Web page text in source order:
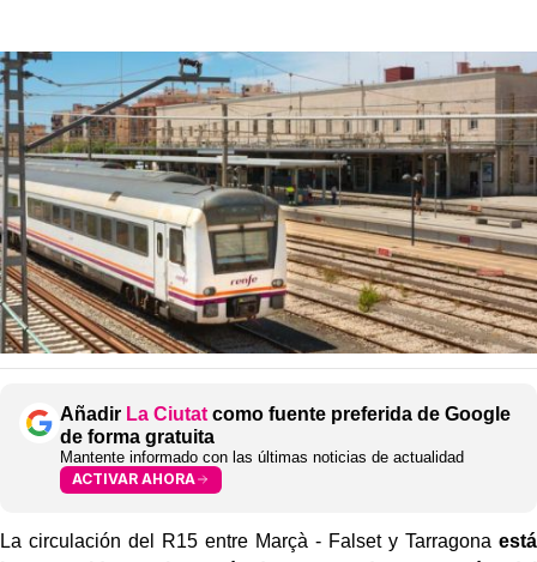
Añadir La Ciutat como fuente preferida de Google
de forma gratuita
Mantente informado con las últimas noticias de actualidad
ACTIVAR AHORA
La circulación del R15 entre Marçà - Falset y Tarragona está